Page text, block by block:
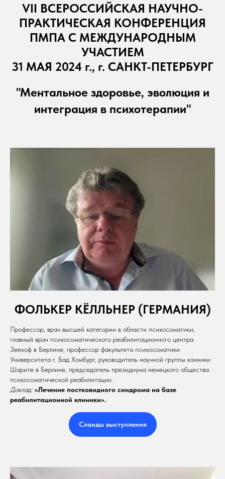
VII ВСЕРОССИЙСКАЯ НАУЧНО-
ПРАКТИЧЕСКАЯ КОНФЕРЕНЦИЯ
ПМПА С МЕЖДУНАРОДНЫМ
УЧАСТИЕМ
31 МАЯ 2024 г., г. САНКТ-ПЕТЕРБУРГ
"Ментальное здоровье, эволюция и
интеграция в психотерапии"
ФОЛЬКЕР КЁЛЛЬНЕР (ГЕРМАНИЯ)
Профессор, врач высшей категории в области психосоматики,
главный врач психосоматического реабилитационного центра
Зеехоф в Берлине, профессор факультета психосоматики
Университета г. Бад Хомбург, руководитель научной группы клиники
Шарите в Берлине, председатель президиума немецкого общества
психосоматической реабилитации.
Доклад: «Лечение постковидного синдрома на базе
реабилитационной клиники».
Слаиды выступления